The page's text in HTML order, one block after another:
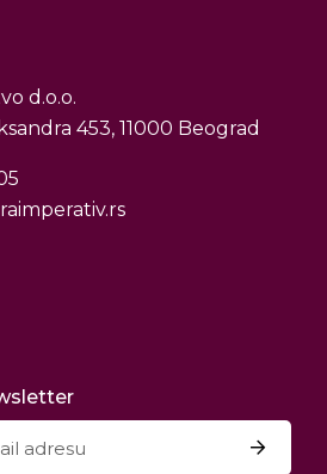
d.o.o.
453, 11000 Beograd